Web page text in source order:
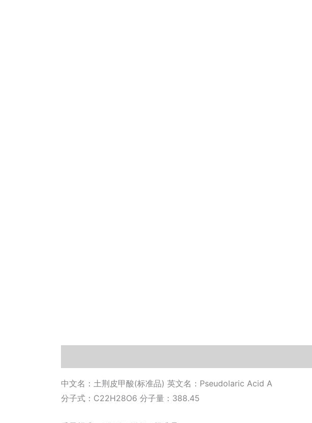
中文名：土荆皮甲酸(标准品) 英文名：Pseudolaric Acid A
分子式：C22H28O6 分子量：388.45